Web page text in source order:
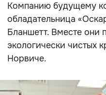
Компанию будущему
обладательница
Бланшетт. Вместе они
экологически чистых
Норвиче.